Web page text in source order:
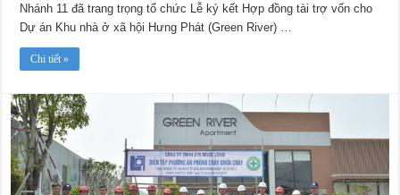
Nhánh 11 đã trang trọng tổ chức Lễ ký kết Hợp đồng tài trợ vốn cho
Dự án Khu nhà ở xã hội Hưng Phát (Green River) …
Chi tiết »